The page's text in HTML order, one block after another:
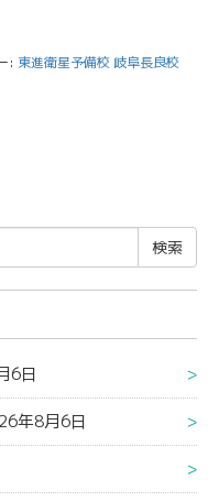
: 東進衛星予備校 岐阜長良校
6日
年8月6日